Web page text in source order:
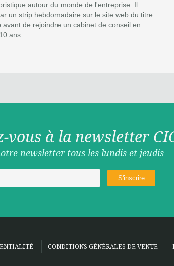
autour du monde de l'entreprise. Il
un strip hebdomadaire sur le site web du titre.
de rejoindre un cabinet de conseil en
ans.
vous à la newsletter
newsletter tous les lundis et jeudis
CONDITIONS GÉNÉRALES DE VENTE